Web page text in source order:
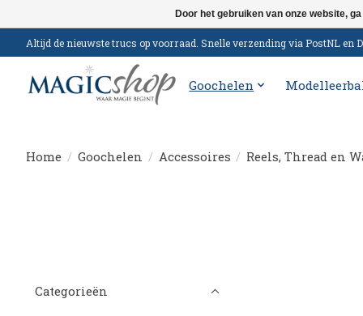
Altijd de nieuwste trucs op voorraad. Snelle verzending via PostNL
Goochelen
Home / Goochelen / Accessoires / Reels, Thread en
Categorieën
Door het gebruiken van onze website,